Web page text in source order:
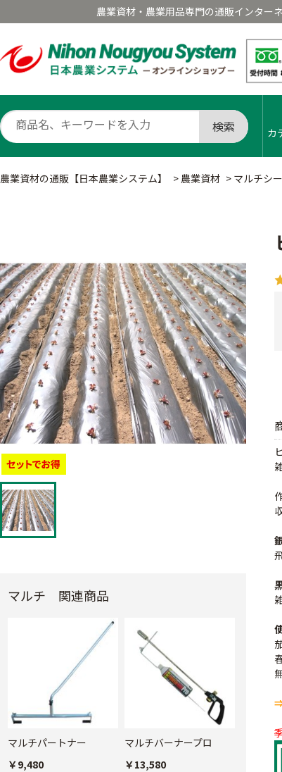
農業資材・農業用品専門の通販インター
検索 カ
農業資材の通販【日本農業システム】 > 農業資材 > マルチシ
マルチ 関連商品
マルチパートナー
￥9,480
マルチバーナープロ
￥13,580